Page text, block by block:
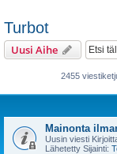
Turbot
Uusi Aihe
2455
Mainonta
Uusin viesti
Lähetetty Sijainti: